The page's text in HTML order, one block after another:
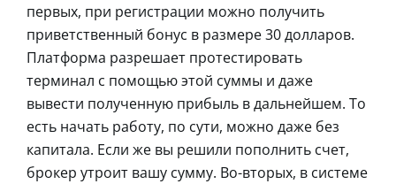
первых, при регистрации можно получить
приветственный бонус в размере 30 долларов.
Платформа разрешает протестировать
терминал с помощью этой суммы и даже
вывести полученную прибыль в дальнейшем. То
есть начать работу, по сути, можно даже без
капитала. Если же вы решили пополнить счет,
брокер утроит вашу сумму. Во-вторых, в системе